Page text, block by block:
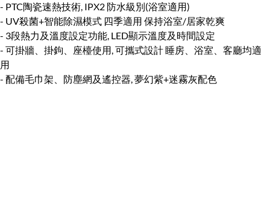
- PTC陶瓷速熱技術, IPX2 防水級別(浴室適用)
- UV殺菌+智能除濕模式 四季適用 保持浴室/居家乾爽
- 3段熱力及溫度設定功能, LED顯示溫度及時間設定
- 可掛牆、掛鉤、座檯使用, 可攜式設計 睡房、浴室、客廳均適
用
- 配備毛巾架、防塵網及遙控器, 夢幻紫+迷霧灰配色